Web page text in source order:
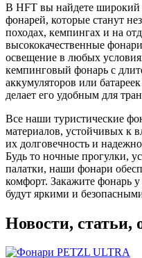
В HFT вы найдете широкий
фонарей, которые станут
походах, кемпингах и на
высококачественные
освещение в любых
кемпинговый фонарь с
аккумуляторов или
делает его удобным для
Все наши туристические
материалов, устойчивых к
их долговечность и
Будь то ночные прогулки,
палатки, наши фонари
комфорт. Закажите фонарь
будут яркими и
Новости, статьи,